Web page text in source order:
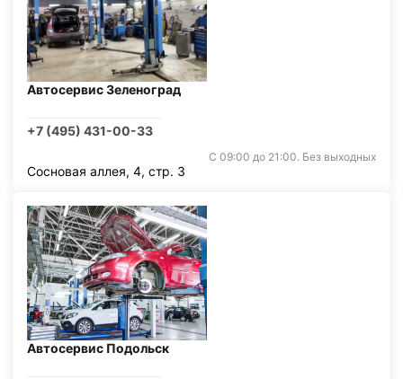
Автосервис Зеленоград
+7 (495) 431-00-33
С 09:00 до 21:00. Без выходных
Сосновая аллея, 4, стр. 3
Автосервис Подольск